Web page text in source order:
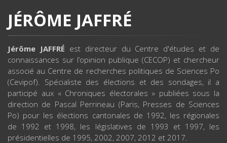
JÉRÔME JAFFRÉ
Jérôme JAFFRÉ est directeur du Centre d'études et de
connaissances sur l’opinion publique (CECOP) et chercheur
associé au Centre de recherches politiques de Sciences Po
(Cevipof). Spécialiste des élections et des sondages, il a
participé aux « Chroniques électorales » publiées sous la
direction de Pascal Perrineau (Paris, Presses de Sciences
Po) pour les élections cantonales de 1992, les régionales
de 1992 et 1998, les législatives de 1993 et 1997, les
présidentielles de 1995, 2002, 2007, 2012 et 2017.